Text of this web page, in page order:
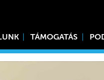
TÁMOGATÁS